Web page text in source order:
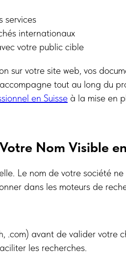
services
internationaux
votre public cible
sur votre site web, vos
tout au long du
en Suisse à la mise en
Nom Visible
Le nom de votre société
dans les moteurs de
.com) avant de valider votre
les recherches.